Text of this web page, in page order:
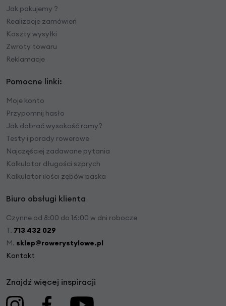
Jak pakujemy ?
Realizacje zamówień
Koszty wysyłki
Zwroty towaru
Reklamacje
Pomocne linki:
Moje konto
Przypomnij hasło
Jak dobrać wysokość ramy?
Testy i porady rowerowe
Najczęściej zadawane pytania
Kalkulator długości szprych
Kalkulator ilości zębów paska
Biuro obsługi klienta
Czynne od 8:00 do 16:00 w dni robocze
T. 713 432 029
M. sklep@rowerystylowe.pl
Kontakt
Znajdź więcej inspiracji